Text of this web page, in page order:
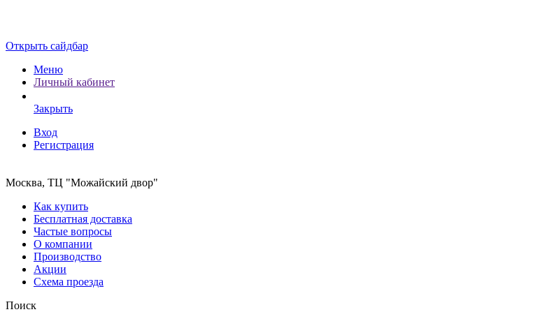
Открыть сайдбар
Меню
Личный кабинет
Закрыть
Вход
Регистрация
Москва, ТЦ "Можайский двор"
Как купить
Бесплатная доставка
Частые вопросы
О компании
Производство
Акции
Схема проезда
Поиск